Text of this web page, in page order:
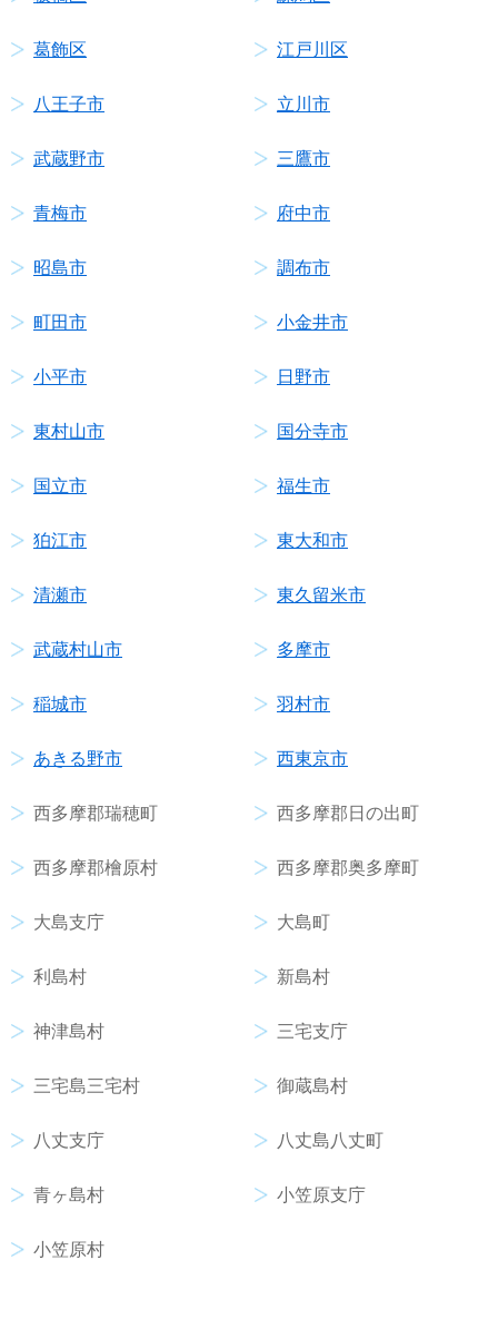
葛飾区 江戸川区
八王子市 立川市
武蔵野市 三鷹市
青梅市 府中市
昭島市 調布市
町田市 小金井市
小平市 日野市
東村山市 国分寺市
国立市 福生市
狛江市 東大和市
清瀬市 東久留米市
武蔵村山市 多摩市
稲城市 羽村市
あきる野市 西東京市
西多摩郡瑞穂町 西多摩郡日の出町
西多摩郡檜原村 西多摩郡奥多摩町
大島支庁 大島町
利島村 新島村
神津島村 三宅支庁
三宅島三宅村 御蔵島村
八丈支庁 八丈島八丈町
青ヶ島村 小笠原支庁
小笠原村